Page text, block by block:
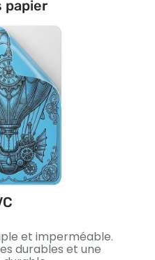
papier
et imperméable.
durables et une